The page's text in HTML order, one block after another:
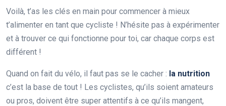
Voilà, t’as les clés en main pour commencer à mieux
t’alimenter en tant que cycliste ! N’hésite pas à expérimenter
et à trouver ce qui fonctionne pour toi, car chaque corps est
différent !
Quand on fait du vélo, il faut pas se le cacher : la nutrition
c’est la base de tout ! Les cyclistes, qu’ils soient amateurs
ou pros, doivent être super attentifs à ce qu’ils mangent,